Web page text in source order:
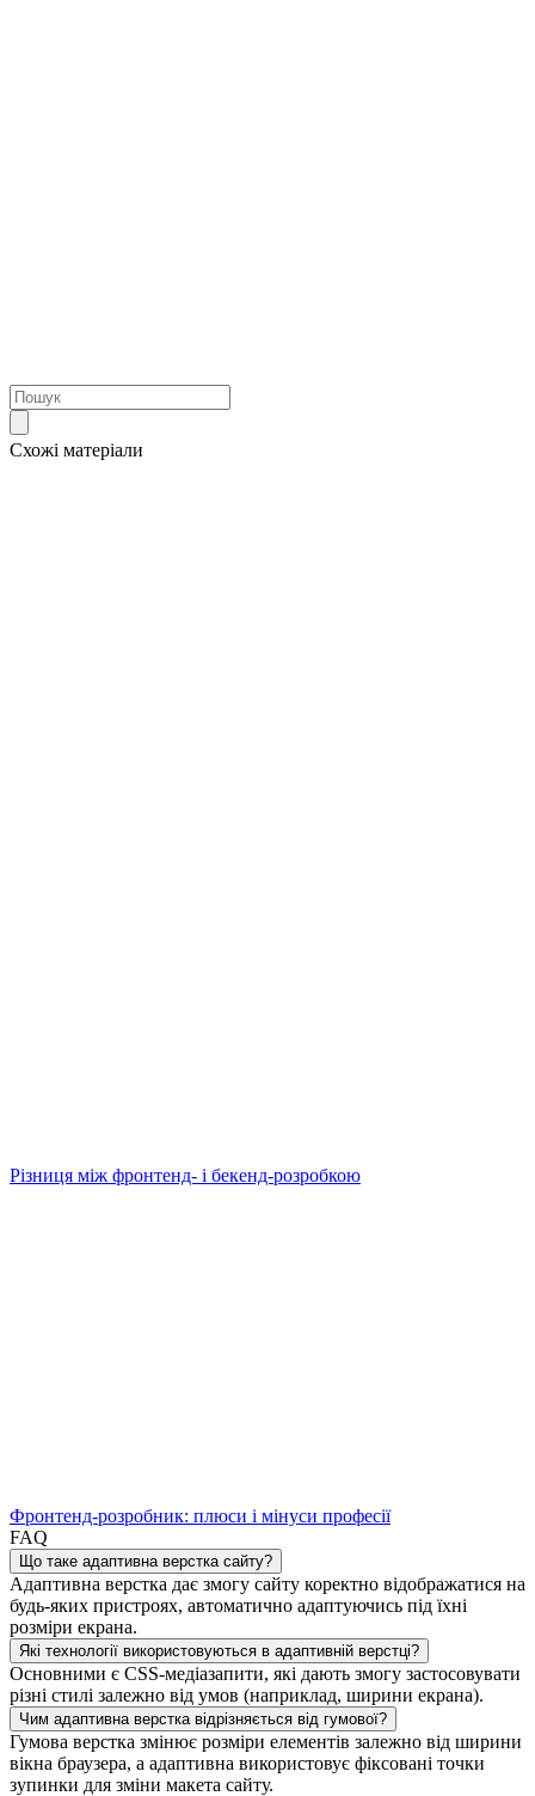
Схожі матеріали
Різниця між фронтенд- і бекенд-розробкою
Фронтенд-розробник: плюси і мінуси професії
FAQ
Що таке адаптивна верстка сайту?
Адаптивна верстка дає змогу сайту коректно відображатися на
будь-яких пристроях, автоматично адаптуючись під їхні
розміри екрана.
Які технології використовуються в адаптивній верстці?
Основними є CSS-медіазапити, які дають змогу застосовувати
різні стилі залежно від умов (наприклад, ширини екрана).
Чим адаптивна верстка відрізняється від гумової?
Гумова верстка змінює розміри елементів залежно від ширини
вікна браузера, а адаптивна використовує фіксовані точки
зупинки для зміни макета сайту.